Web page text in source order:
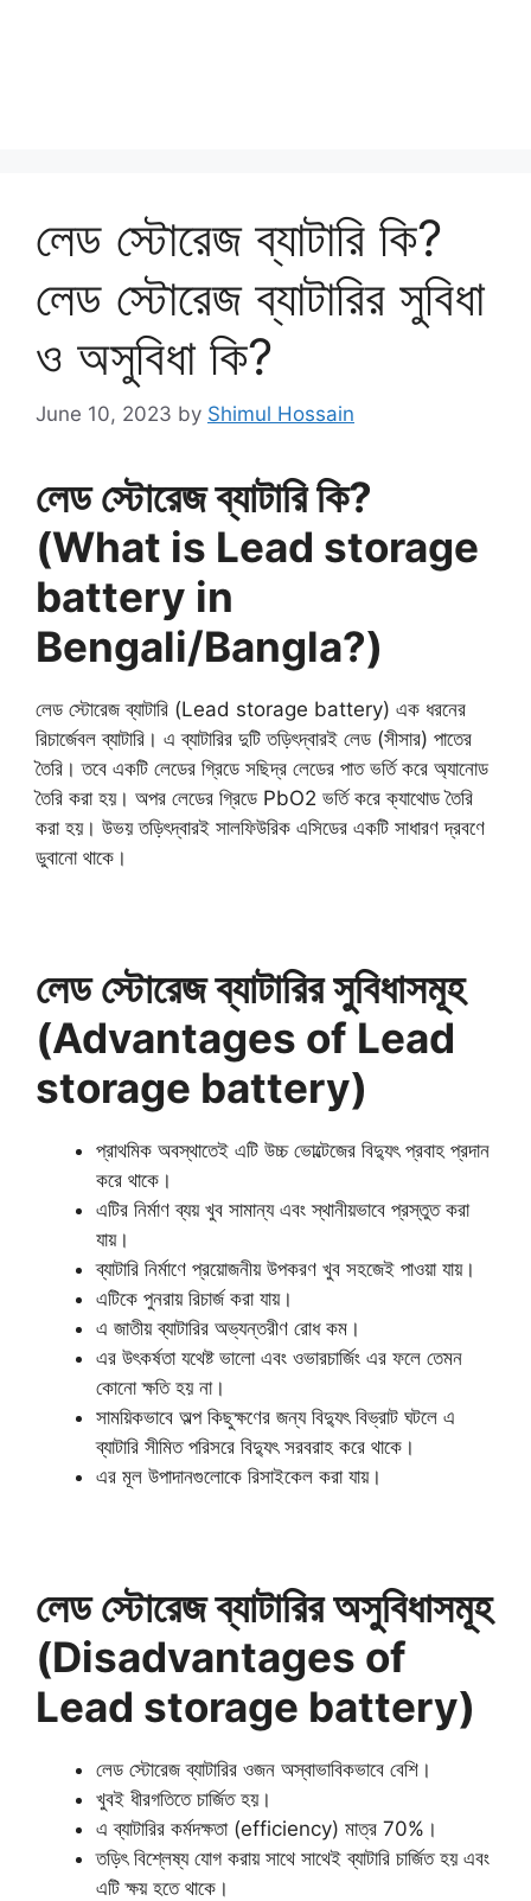
লেড স্টোরেজ ব্যাটারি কি?
লেড স্টোরেজ ব্যাটারির সুবিধা
ও অসুবিধা কি?
June 10, 2023 by Shimul Hossain
লেড স্টোরেজ ব্যাটারি কি?
(What is Lead storage
battery in
Bengali/Bangla?)
লেড স্টোরেজ ব্যাটারি (Lead storage battery) এক ধরনের
রিচার্জেবল ব্যাটারি। এ ব্যাটারির দুটি তড়িৎদ্বারই লেড (সীসার) পাতের
তৈরি। তবে একটি লেডের গ্রিডে সছিদ্র লেডের পাত ভর্তি করে অ্যানোড
তৈরি করা হয়। অপর লেডের গ্রিডে PbO2 ভর্তি করে ক্যাথোড তৈরি
করা হয়। উভয় তড়িৎদ্বারই সালফিউরিক এসিডের একটি সাধারণ দ্রবণে
ডুবানো থাকে।
লেড স্টোরেজ ব্যাটারির সুবিধাসমূহ
(Advantages of Lead
storage battery)
প্রাথমিক অবস্থাতেই এটি উচ্চ ভোল্টেজের বিদ্যুৎ প্রবাহ প্রদান
করে থাকে।
এটির নির্মাণ ব্যয় খুব সামান্য এবং স্থানীয়ভাবে প্রস্তুত করা
যায়।
ব্যাটারি নির্মাণে প্রয়োজনীয় উপকরণ খুব সহজেই পাওয়া যায়।
এটিকে পুনরায় রিচার্জ করা যায়।
এ জাতীয় ব্যাটারির অভ্যন্তরীণ রোধ কম।
এর উৎকর্ষতা যথেষ্ট ভালো এবং ওভারচার্জিং এর ফলে তেমন
কোনো ক্ষতি হয় না।
সাময়িকভাবে অল্প কিছুক্ষণের জন্য বিদ্যুৎ বিভ্রাট ঘটলে এ
ব্যাটারি সীমিত পরিসরে বিদ্যুৎ সরবরাহ করে থাকে।
এর মূল উপাদানগুলোকে রিসাইকেল করা যায়।
লেড স্টোরেজ ব্যাটারির অসুবিধাসমূহ
(Disadvantages of
Lead storage battery)
লেড স্টোরেজ ব্যাটারির ওজন অস্বাভাবিকভাবে বেশি।
খুবই ধীরগতিতে চার্জিত হয়।
এ ব্যাটারির কর্মদক্ষতা (efficiency) মাত্র 70%।
তড়িৎ বিশ্লেষ্য যোগ করায় সাথে সাথেই ব্যাটারি চার্জিত হয় এবং
এটি ক্ষয় হতে থাকে।